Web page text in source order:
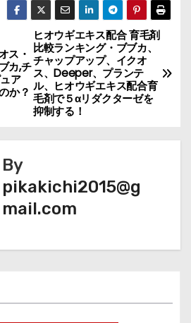
ス配合育毛剤で５αリ
ターゼを抑制する！
ヒオウギエキス配合 育毛剤
比較ランキング・ブブカ、
チャップアップ、イクオ
ス、Deeper、プランテ
ル、ヒオウギエキス配合育
毛剤で５αリダクターゼを
抑制する！
ス・
カ,チ
ア
か？
By
pikakichi2015@g
mail.com